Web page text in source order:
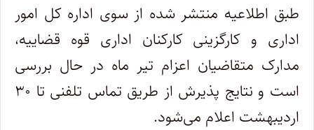
طبق اطلاعیه منتشر شده از سوی اداره کل امور
اداری و کارگزینی کارکنان اداری قوه قضاییه،
مدارک متقاضیان اعزام تیر ماه در حال بررسی
است و نتایج پذیرش از طریق تماس تلفنی تا ۳۰
اردیبهشت اعلام می‌شود.